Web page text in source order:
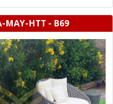
MAY-HTT - B69